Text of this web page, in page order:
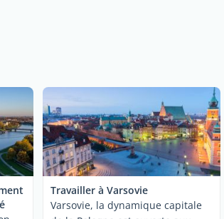
Travailler à Varsovie
Varsovie, la dynamique capitale